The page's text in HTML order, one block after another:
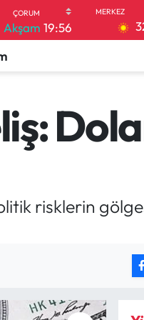
Akşam 19:56
risklerin